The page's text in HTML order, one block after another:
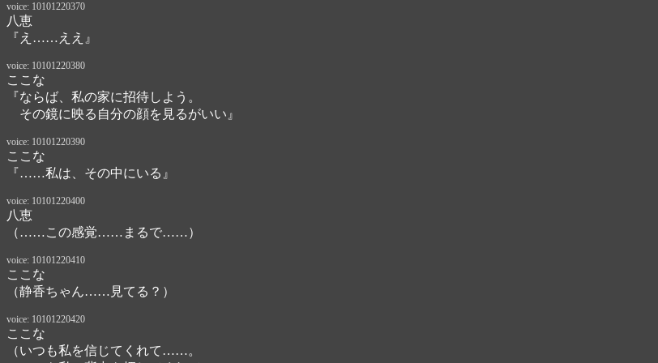
voice: 10101220370
八恵
『え……ええ』
voice: 10101220380
ここな
『ならば、私の家に招待しよう。
その鏡に映る自分の顔を見るがいい』
voice: 10101220390
ここな
『……私は、その中にいる』
voice: 10101220400
八恵
（……この感覚……まるで……）
voice: 10101220410
ここな
（静香ちゃん……見てる？）
voice: 10101220420
ここな
（いつも私を信じてくれて……。